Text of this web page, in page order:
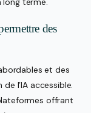
des
et des
l’IA accessible.
offrant